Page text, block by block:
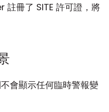
冊了 SITE 許可證，將
會顯示任何臨時警報變